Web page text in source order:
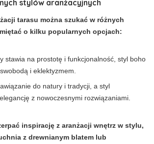
stylów aranżacyjnych
tarasu można szukać w różnych
o kilku popularnych opcjach:
stawia na prostotę i funkcjonalność, styl boho
i eklektyzmem.
do natury i tradycji, a styl
z nowoczesnymi rozwiązaniami.
inspirację z aranżacji wnętrz w stylu,
z drewnianym blatem lub